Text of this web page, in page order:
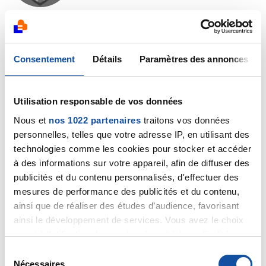
Consentement Détails Paramètres des annonces
Utilisation responsable de vos données
Nous et nos 1022 partenaires traitons vos données
personnelles, telles que votre adresse IP, en utilisant des
technologies comme les cookies pour stocker et accéder
à des informations sur votre appareil, afin de diffuser des
publicités et du contenu personnalisés, d'effectuer des
mesures de performance des publicités et du contenu,
ainsi que de réaliser des études d’audience, favorisant
ainsi le développement de services. Vous avez le choix
quant à l'utilisation de vos données et à leurs finalités.
tout moment en consultant la Déclaration relative aux
Nécessaires
résultats seront envoyés à mon médecin traitant qui
doit m'apeller quand il auras les résultat, et c'est à
Citer
jojo27